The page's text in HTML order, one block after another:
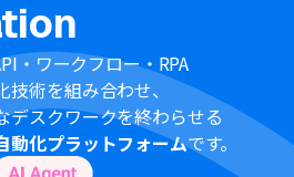
のそれぞれとYoomを連携してく
、15分、30分、60分の間隔で起動
。
起動間隔が異なりますので、ご注意
・ワークフロー・RPA
術を組み合わせ、
デスクワークを終わらせる
動化プラットフォームです。